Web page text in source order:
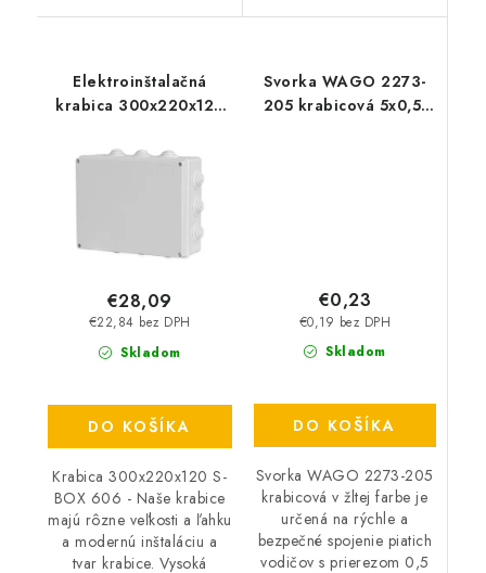
Elektroinštalačná
krabica 300x220x120
Skladom
€22,84 bez DPH
€28,09
DO KOŠÍKA
Krabica 300x220x120 S-
BOX 606 - Naše krabice
majú rôzne veľkosti a ľahku
a modernú inštaláciu a
tvar krabice. Vysoká
Svorka WAGO 2273-
205 krabicová 5x0,5-
Skladom
€0,19 bez DPH
€0,23
DO KOŠÍKA
Svorka WAGO 2273-205
krabicová v žltej farbe je
určená na rýchle a
bezpečné spojenie piatich
vodičov s prierezom 0,5